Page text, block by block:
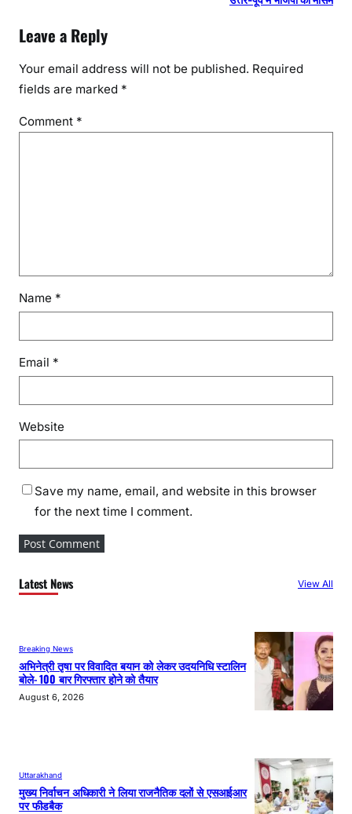
Leave a Reply
Your email address will not be published. Required
fields are marked *
Comment *
Name *
Email *
Website
Save my name, email, and website in this browser
for the next time I comment.
Latest News View All
Breaking News
अभिनेत्री तृषा पर विवादित बयान को लेकर उदयनिधि स्टालिन
बोले- 100 बार गिरफ्तार होने को तैयार
August 6, 2026
Uttarakhand
मुख्य निर्वाचन अधिकारी ने लिया राजनैतिक दलों से एसआईआर
पर फीडबैक